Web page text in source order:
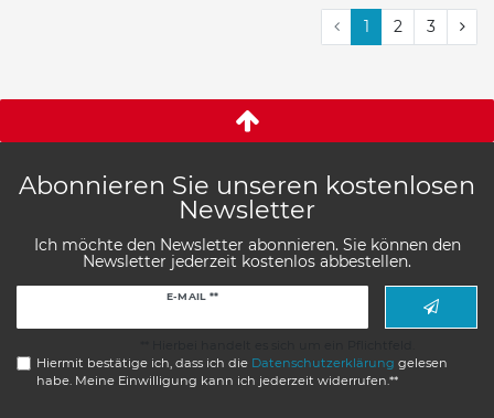
1 2 3
Abonnieren Sie unseren kostenlosen
Newsletter
Ich möchte den Newsletter abonnieren. Sie können den
Newsletter jederzeit kostenlos abbestellen.
E-MAIL **
Hiermit bestätige ich, dass ich die Daten­schutz­erklärung gelesen
habe. Meine Einwilligung kann ich jederzeit widerrufen.**